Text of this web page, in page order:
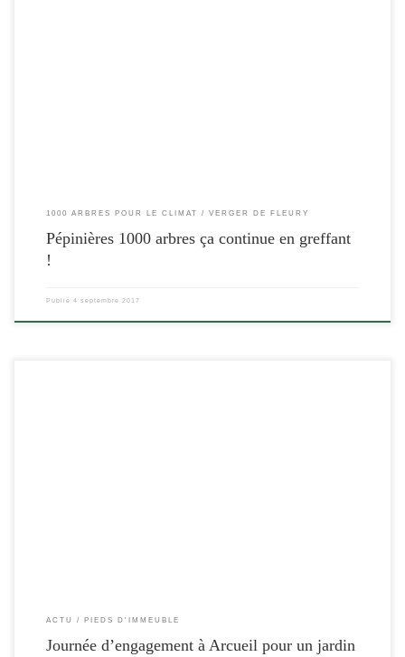
1000 ARBRES POUR LE CLIMAT VERGER DE FLEURY
Pépinières 1000 arbres ça continue en greffant
!
Publié 4 septembre 2017
ACTU PIEDS D'IMMEUBLE
Journée d’engagement à Arcueil pour un jardin